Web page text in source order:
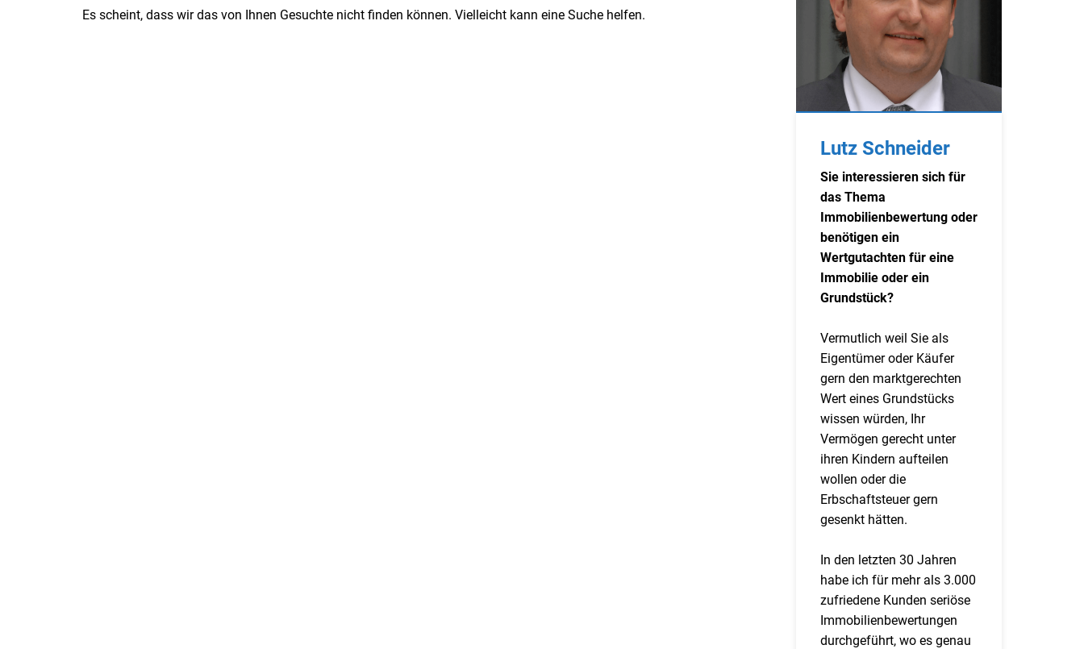
Es scheint, dass wir das von Ihnen Gesuchte nicht finden können. Vielleicht kann eine Suche helfen.
Lutz Schneider
Sie interessieren sich für
das Thema
Immobilienbewertung oder
benötigen ein
Wertgutachten für eine
Immobilie oder ein
Grundstück?
Vermutlich weil Sie als
Eigentümer oder Käufer
gern den marktgerechten
Wert eines Grundstücks
wissen würden, Ihr
Vermögen gerecht unter
ihren Kindern aufteilen
wollen oder die
Erbschaftsteuer gern
gesenkt hätten.
In den letzten 30 Jahren
habe ich für mehr als 3.000
zufriedene Kunden seriöse
Immobilienbewertungen
durchgeführt, wo es genau